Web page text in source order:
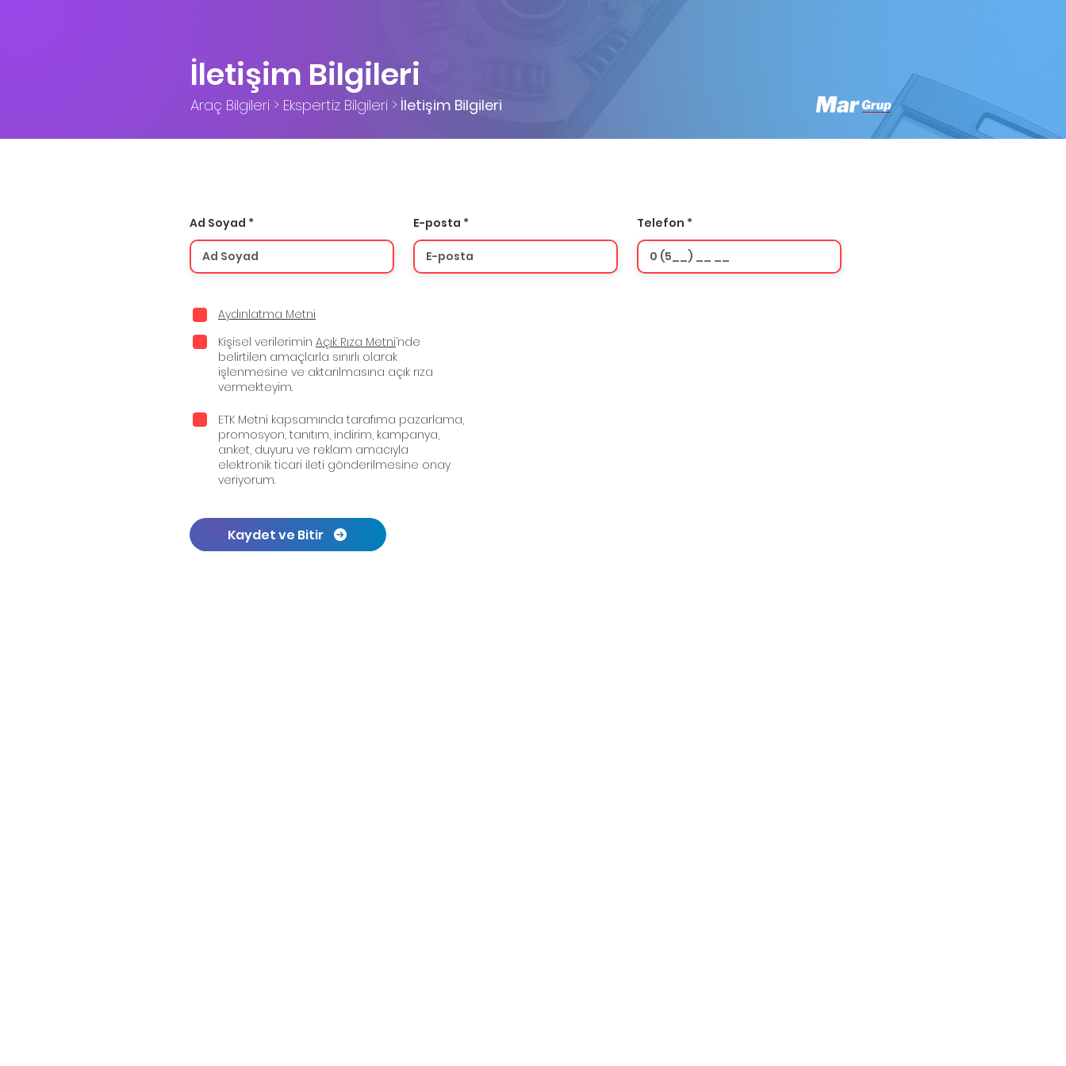
İletişim Bilgileri
Araç Bilgileri > Ekspertiz Bilgileri > İletişim Bilgileri
Ad Soyad E-posta Telefon
Aydınlatma Metni
Kişisel verilerimin Açık Rıza Metni’nde
belirtilen amaçlarla sınırlı olarak
işlenmesine ve aktarılmasına açık rıza
vermekteyim.
ETK Metni kapsamında tarafıma pazarlama,
promosyon, tanıtım, indirim, kampanya,
anket, duyuru ve reklam amacıyla
elektronik ticari ileti gönderilmesine onay
veriyorum.
Kaydet ve Bitir